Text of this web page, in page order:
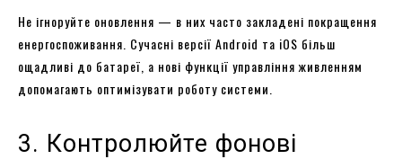
Не ігноруйте оновлення — в них часто закладені покращення
енергоспоживання. Сучасні версії Android та iOS більш
ощадливі до батареї, а нові функції управління живленням
допомагають оптимізувати роботу системи.
3. Контролюйте фонові